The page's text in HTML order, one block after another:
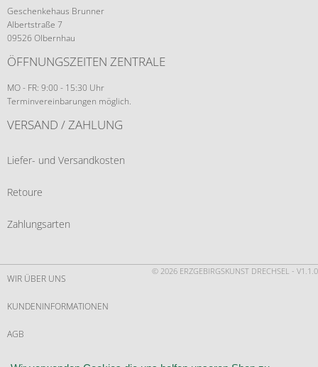
Geschenkehaus Brunner
Albertstraße 7
09526 Olbernhau
ÖFFNUNGSZEITEN ZENTRALE
MO - FR: 9:00 - 15:30 Uhr
Terminvereinbarungen möglich.
VERSAND / ZAHLUNG
Liefer- und Versandkosten
Retoure
Zahlungsarten
© 2026 ERZGEBIRGSKUNST DRECHSEL - V1.1.0
WIR ÜBER UNS
KUNDENINFORMATIONEN
AGB
WIDERRUF